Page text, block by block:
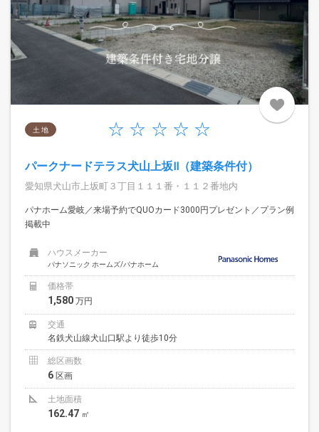
土 地
パークナードテラス犬山上坂Ⅱ（建築条件付）
愛知県犬山市上坂町３丁目１１１番・１１２番地内
パナホーム愛岐／来場予約でQUOカード3000円プレゼント／プラン例
掲載中
ハウスメーカー
パナソニック ホームズ/パナホーム
価格帯
1,580 万円
交通
名鉄犬山線犬山口駅より徒歩10分
総区画数
6 区画
土地面積
162.47 ㎡